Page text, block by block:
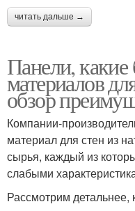
читать дальше →
Панели,
материалов
обзор
Компании-
материал для стен из
сырья, каждый из
слабыми
Рассмотрим детальнее,